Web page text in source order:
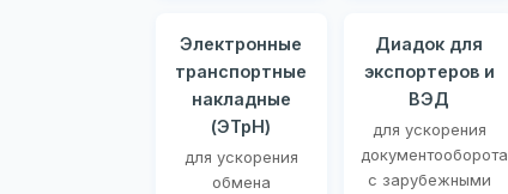
Электронные
транспортные
накладные
(ЭТрН)
для ускорения
обмена
Диадок для
экспортеров и
ВЭД
для ускорения
документооборота
с зарубежными